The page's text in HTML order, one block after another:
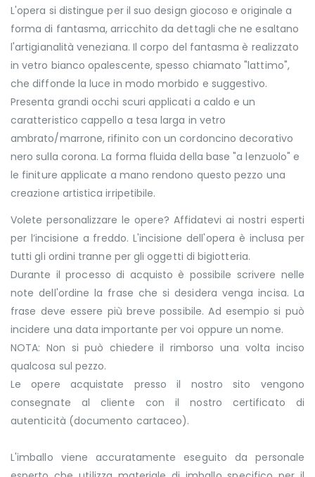
L'opera si distingue per il suo design giocoso e originale a
forma di fantasma, arricchito da dettagli che ne esaltano
l'artigianalità veneziana. Il corpo del fantasma è realizzato
in vetro bianco opalescente, spesso chiamato "lattimo",
che diffonde la luce in modo morbido e suggestivo.
Presenta grandi occhi scuri applicati a caldo e un
caratteristico cappello a tesa larga in vetro
ambrato/marrone, rifinito con un cordoncino decorativo
nero sulla corona. La forma fluida della base "a lenzuolo" e
le finiture applicate a mano rendono questo pezzo una
creazione artistica irripetibile.
Volete personalizzare le opere? Affidatevi ai nostri esperti
per l’incisione a freddo. L'incisione dell'opera è inclusa per
tutti gli ordini tranne per gli oggetti di bigiotteria.
Durante il processo di acquisto è possibile scrivere nelle
note dell'ordine la frase che si desidera venga incisa. La
frase deve essere più breve possibile. Ad esempio si può
incidere una data importante per voi oppure un nome.
NOTA: Non si può chiedere il rimborso una volta inciso
qualcosa sul pezzo.
Le opere acquistate presso il nostro sito vengono
consegnate al cliente con il nostro certificato di
autenticità (documento cartaceo).
L'imballo viene accuratamente eseguito da personale